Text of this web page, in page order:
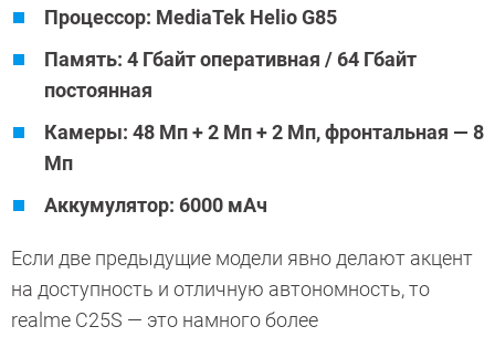
Процессор: MediaTek Helio G85
Память: 4 Гбайт оперативная / 64 Гбайт
постоянная
Камеры: 48 Мп + 2 Мп + 2 Мп, фронтальная — 8
Мп
Аккумулятор: 6000 мАч
Если две предыдущие модели явно делают акцент
на доступность и отличную автономность, то
realme C25S — это намного более